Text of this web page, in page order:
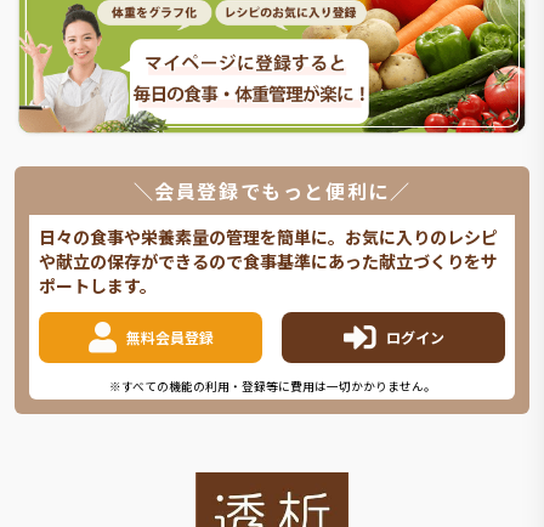
＼会員登録でもっと便利に／
日々の食事や栄養素量の管理を簡単に。お気に入りのレシピ
や献立の保存ができるので食事基準にあった献立づくりをサ
ポートします。
無料会員登録 ログイン
※すべての機能の利用・登録等に費用は一切かかりません。